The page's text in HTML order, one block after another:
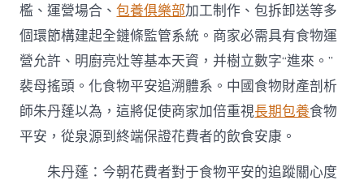
檻、運營場合、包養俱樂部加工制作、包拆卸送等多
個環節構建起全鏈條監管系統。商家必需具有食物運
營允許、明廚亮灶等基本天資，并樹立數字“進來。”
裴母搖頭。化食物平安追溯體系。中國食物財產剖析
師朱丹蓬以為，這將促使商家加倍重視長期包養食物
平安，從泉源到終端保證花費者的飲食安康。
朱丹蓬：今朝花費者對于食物平安的追蹤關心度